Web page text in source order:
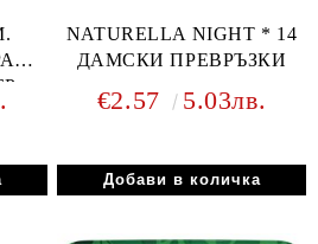
NATURELLA NIGHT * 14
ДАМСКИ ПРЕВРЪЗКИ
€2.57 5.03лв.